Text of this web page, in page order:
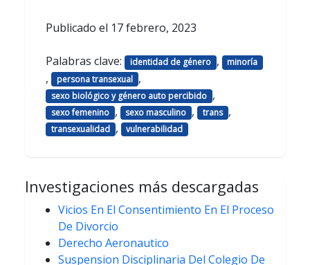
Publicado el 17 febrero, 2023
Palabras clave: identidad de género , minoría
, persona transexual ,
sexo biológico y género auto percibido ,
sexo femenino , sexo masculino , trans ,
transexualidad , vulnerabilidad
Investigaciones más descargadas
Vicios En El Consentimiento En El Proceso
De Divorcio
Derecho Aeronautico
Suspension Disciplinaria Del Colegio De